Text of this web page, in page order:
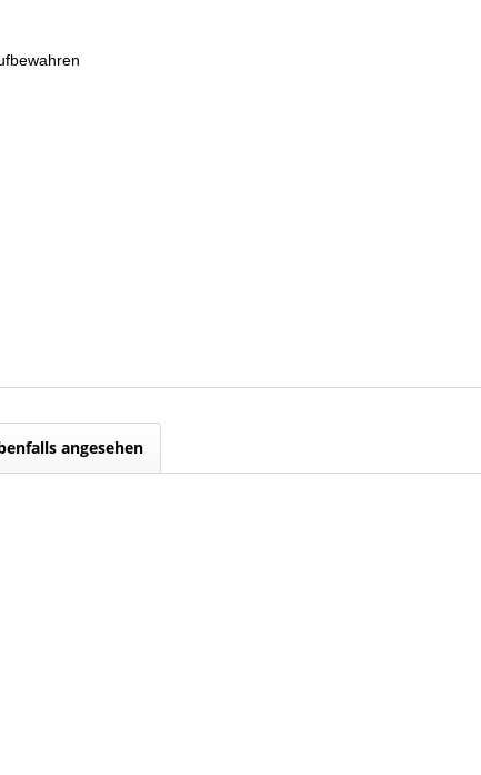
angesehen